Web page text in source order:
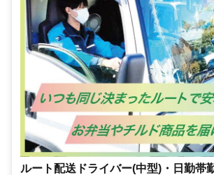
ルート配送ドライバー(中型)・日勤帯